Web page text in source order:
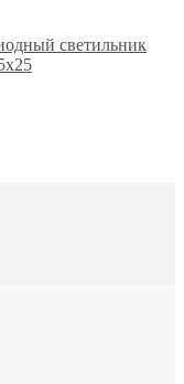
светильник